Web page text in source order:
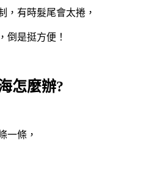
，有時髮尾會太捲，
倒是挺方便！
怎麼辦?
一條，